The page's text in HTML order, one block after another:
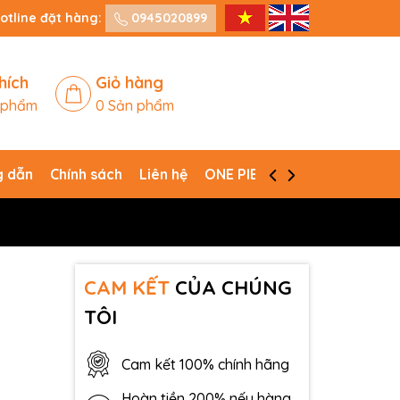
đặt hàng: 0945020899
Giỏ hàng
0 Sản phẩm
dẫn Chính sách Liên hệ ONE PIECE CARD GAME
CAM KẾTCỦA CHÚNG
TÔI
Cam kết 100% chính hãng